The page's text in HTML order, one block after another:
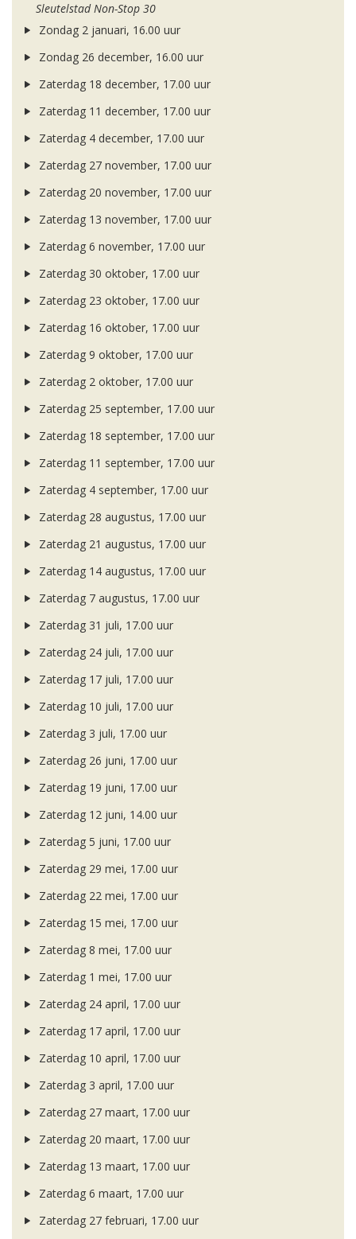
Sleutelstad Non-Stop 30
Zondag 2 januari, 16.00 uur
Zondag 26 december, 16.00 uur
Zaterdag 18 december, 17.00 uur
Zaterdag 11 december, 17.00 uur
Zaterdag 4 december, 17.00 uur
Zaterdag 27 november, 17.00 uur
Zaterdag 20 november, 17.00 uur
Zaterdag 13 november, 17.00 uur
Zaterdag 6 november, 17.00 uur
Zaterdag 30 oktober, 17.00 uur
Zaterdag 23 oktober, 17.00 uur
Zaterdag 16 oktober, 17.00 uur
Zaterdag 9 oktober, 17.00 uur
Zaterdag 2 oktober, 17.00 uur
Zaterdag 25 september, 17.00 uur
Zaterdag 18 september, 17.00 uur
Zaterdag 11 september, 17.00 uur
Zaterdag 4 september, 17.00 uur
Zaterdag 28 augustus, 17.00 uur
Zaterdag 21 augustus, 17.00 uur
Zaterdag 14 augustus, 17.00 uur
Zaterdag 7 augustus, 17.00 uur
Zaterdag 31 juli, 17.00 uur
Zaterdag 24 juli, 17.00 uur
Zaterdag 17 juli, 17.00 uur
Zaterdag 10 juli, 17.00 uur
Zaterdag 3 juli, 17.00 uur
Zaterdag 26 juni, 17.00 uur
Zaterdag 19 juni, 17.00 uur
Zaterdag 12 juni, 14.00 uur
Zaterdag 5 juni, 17.00 uur
Zaterdag 29 mei, 17.00 uur
Zaterdag 22 mei, 17.00 uur
Zaterdag 15 mei, 17.00 uur
Zaterdag 8 mei, 17.00 uur
Zaterdag 1 mei, 17.00 uur
Zaterdag 24 april, 17.00 uur
Zaterdag 17 april, 17.00 uur
Zaterdag 10 april, 17.00 uur
Zaterdag 3 april, 17.00 uur
Zaterdag 27 maart, 17.00 uur
Zaterdag 20 maart, 17.00 uur
Zaterdag 13 maart, 17.00 uur
Zaterdag 6 maart, 17.00 uur
Zaterdag 27 februari, 17.00 uur